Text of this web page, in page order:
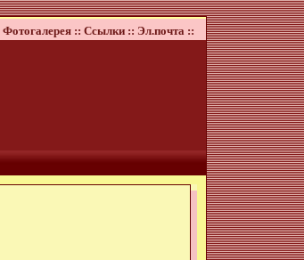
Фотогалерея :: Ссылки :: Эл.почта ::